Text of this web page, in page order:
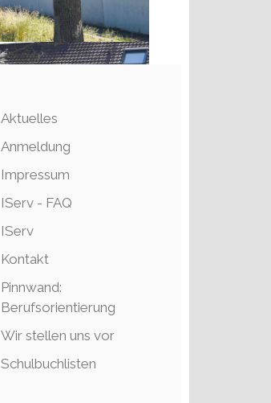
Aktuelles
Anmeldung
Impressum
IServ - FAQ
IServ
Kontakt
Pinnwand:
Berufsorientierung
Wir stellen uns vor
Schulbuchlisten